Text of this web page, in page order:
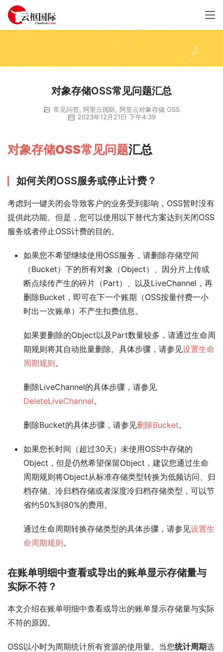
对象存储OSS常见问题汇总
常见问答 阿里云国际 阿里云对象存储 OSS
2023年12月21日 下午4:39
对象存储OSS常见问题汇总
如何关闭OSS服务或停止计费？
考虑到一键关闭会导致客户的业务受到影响，OSS暂时没有
提供此功能。但是，您可以使用以下替代方案达到关闭OSS
服务或者停止OSS计费的目的。
如果您不希望继续使用OSS服务，请删除存储空间
（Bucket）下的所有对象（Object）、因分片上传或
断点续传产生的碎片（Part）、以及LiveChannel，再
删除Bucket，即可在下一个账期（OSS按量付费一小
时出一次账单）不产生扣费信息。
如果要删除的Object以及Part数量较多，请通过生命周
期规则将其自动批量删除。具体步骤，请参见设置生命
周期规则。
删除LiveChannel的具体步骤，请参见
DeleteLiveChannel。
删除Bucket的具体步骤，请参见删除Bucket。
如果您长时间（超过30天）未使用OSS中存储的
Object，但是仍然希望保留Object，建议您通过生命
周期规则将Object从标准存储类型转换为低频访问、归
档存储、冷归档存储或者深度冷归档存储类型，可以节
省约50%到80%的费用。
通过生命周期转换存储类型的具体步骤，请参见设置生
命周期规则。
在账单明细中查看或导出的账单显示存储量与
实际不符？
本文介绍在账单明细中查看或导出的账单显示存储量与实际
不符的原因。
OSS以小时为周期统计所有资源的使用量。当您统计周期选